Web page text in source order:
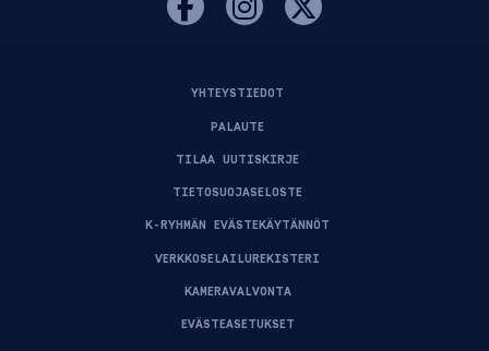
YHTEYSTIEDOT
PALAUTE
TILAA UUTISKIRJE
TIETOSUOJASELOSTE
K-RYHMÄN EVÄSTEKÄYTÄNNÖT
VERKKOSELAILUREKISTERI
KAMERAVALVONTA
EVÄSTEASETUKSET